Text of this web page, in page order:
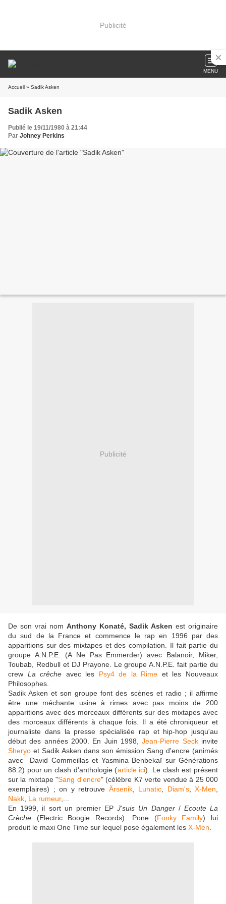
Publicité
MENU
Accueil » Sadik Asken
Sadik Asken
Publié le 19/11/1980 à 21:44
Par Johney Perkins
Publicité
De son vrai nom Anthony Konaté, Sadik Asken est originaire
du sud de la France et commence le rap en 1996 par des
apparitions sur des mixtapes et des compilation. Il fait partie du
groupe A.N.P.E. (A Ne Pas Emmerder) avec Balanoir, Miker,
Toubab, Redbull et DJ Prayone. Le groupe A.N.P.E. fait partie du
crew La crêche avec les Psy4 de la Rime et les Nouveaux
Philosophes.
Sadik Asken et son groupe font des scènes et radio ; il affirme
être une méchante usine à rimes avec pas moins de 200
apparitions avec des morceaux différents sur des mixtapes avec
des morceaux différents à chaque fois. Il a été chroniqueur et
journaliste dans la presse spécialisée rap et hip-hop jusqu'au
début des années 2000. En Juin 1998,Jean‑Pierre Seckinvite
Sheryo et Sadik Asken dans son émission Sang d'encre (animés
avec David Commeillas et Yasmina Benbekaï sur Générations
88.2) pour un clash d'anthologie (article ici). Le clash est présent
sur la mixtape "Sang d'encre" (célèbre K7 verte vendue à 25 000
exemplaires) ; on y retrouve Ärsenik, Lunatic Diam's, X-Men
Nakk La rumeur,...
En 1999, il sort un premier EPJ'suis Un Danger/ Ecoute La
Crèche (Electric Boogie Records). Pone (Fonky Family) lui
produit le maxi One Time sur lequel pose également les X-Men